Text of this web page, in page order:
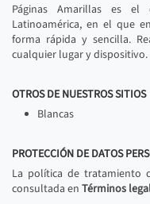
Páginas Amarillas es el
Latinoamérica, en el que
forma rápida y sencilla.
cualquier lugar y dispositivo.
OTROS DE NUESTROS SITIOS
Blancas
PROTECCIÓN DE DATOS
La política de tratamiento
consultada en Términos